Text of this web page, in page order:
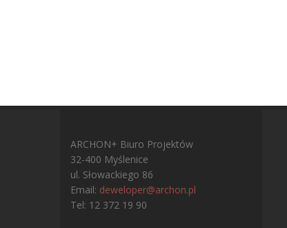
ARCHON+ Biuro Projektów
32-400 Myślenice
ul. Słowackiego 86
Email: deweloper@archon.pl
Tel: 12 372 19 90